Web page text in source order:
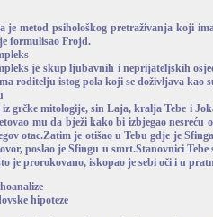
je metod psihološkog pretraživanja koji
formulisao Frojd.
je skup ljubavnih i neprijateljskih
roditelju istog pola koji se doživljava kao
grčke mitologije, sin Laja, kralja Tebe i
mu da bježi kako bi izbjegao
otac.Zatim je otišao u Tebu gdje je
poslao je Sfingu u smrt.Stanovnici
je prorokovano, iskopao je sebi oči i u
hipoteze